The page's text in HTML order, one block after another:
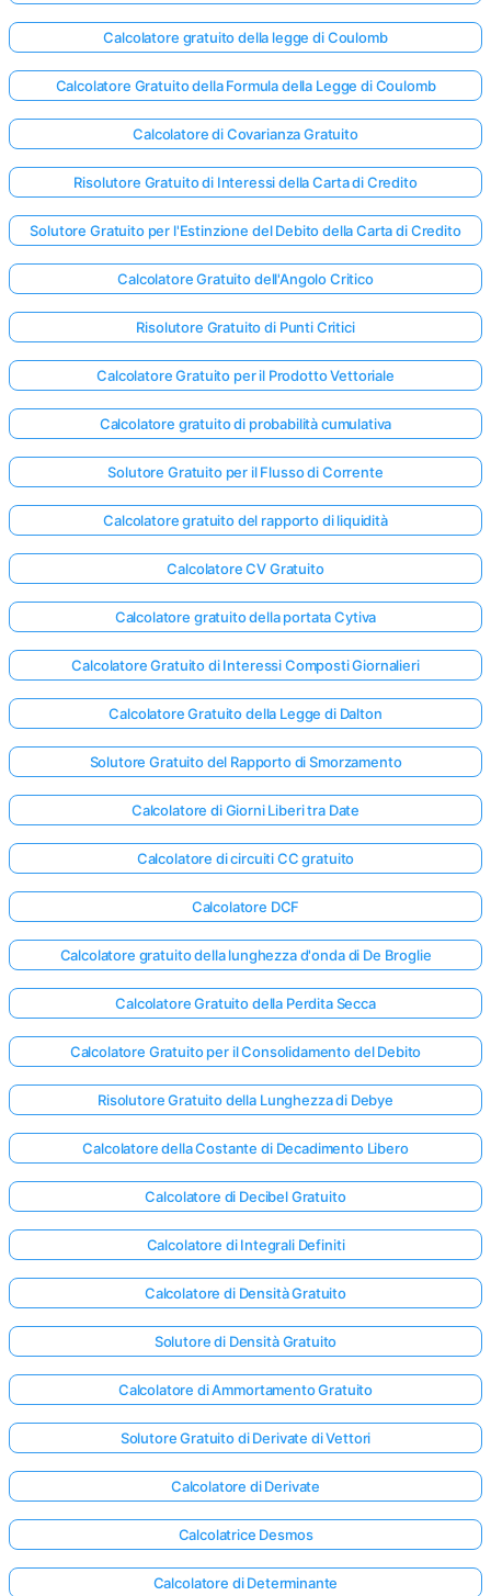
Calcolatore gratuito della legge di Coulomb
Calcolatore Gratuito della Formula della Legge di Coulomb
Calcolatore di Covarianza Gratuito
Risolutore Gratuito di Interessi della Carta di Credito
Solutore Gratuito per l'Estinzione del Debito della Carta di Credito
Calcolatore Gratuito dell'Angolo Critico
Risolutore Gratuito di Punti Critici
Calcolatore Gratuito per il Prodotto Vettoriale
Calcolatore gratuito di probabilità cumulativa
Solutore Gratuito per il Flusso di Corrente
Calcolatore gratuito del rapporto di liquidità
Calcolatore CV Gratuito
Calcolatore gratuito della portata Cytiva
Calcolatore Gratuito di Interessi Composti Giornalieri
Calcolatore Gratuito della Legge di Dalton
Solutore Gratuito del Rapporto di Smorzamento
Calcolatore di Giorni Liberi tra Date
Calcolatore di circuiti CC gratuito
Calcolatore DCF
Calcolatore gratuito della lunghezza d'onda di De Broglie
Calcolatore Gratuito della Perdita Secca
Calcolatore Gratuito per il Consolidamento del Debito
Risolutore Gratuito della Lunghezza di Debye
Calcolatore della Costante di Decadimento Libero
Calcolatore di Decibel Gratuito
Calcolatore di Integrali Definiti
Calcolatore di Densità Gratuito
Solutore di Densità Gratuito
Calcolatore di Ammortamento Gratuito
Solutore Gratuito di Derivate di Vettori
Calcolatore di Derivate
Calcolatrice Desmos
Calcolatore di Determinante